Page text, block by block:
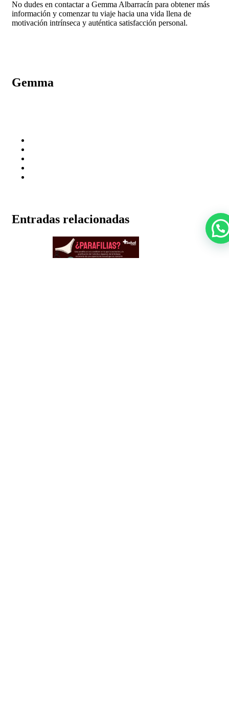
No dudes en contactar a Gemma Albarracín para obtener más
información y comenzar tu viaje hacia una vida llena de
motivación intrínseca y auténtica satisfacción personal.
Gemma
Entradas relacionadas